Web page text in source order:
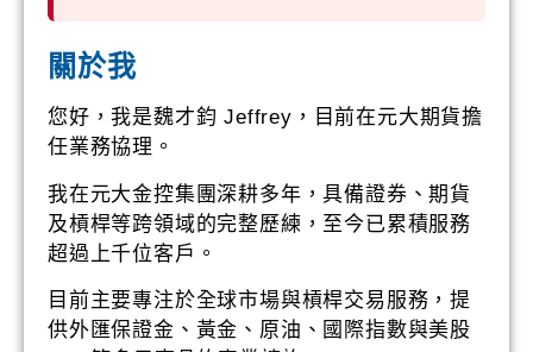
關於我
您好，我是魏才鈞 Jeffrey，目前在元大期貨擔
任業務協理。
我在元大金控集團深耕多年，具備證券、期貨
及槓桿等跨領域的完整歷練，至今已累積服務
超過上千位客戶。
目前主要專注於全球市場與槓桿交易服務，提
供外匯保證金、黃金、原油、國際指數與美股